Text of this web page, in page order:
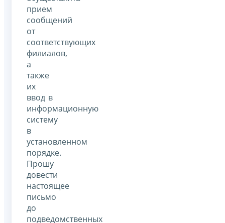
прием
сообщений
от
соответствующих
филиалов,
а
также
их
ввод в
информационную
систему
в
установленном
порядке.
Прошу
довести
настоящее
письмо
до
подведомственных